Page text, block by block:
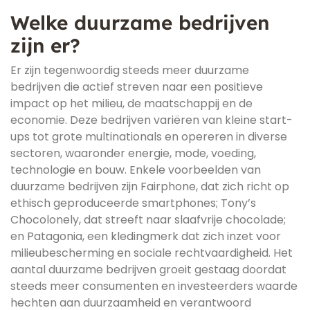
Welke duurzame bedrijven
zijn er?
Er zijn tegenwoordig steeds meer duurzame
bedrijven die actief streven naar een positieve
impact op het milieu, de maatschappij en de
economie. Deze bedrijven variëren van kleine start-
ups tot grote multinationals en opereren in diverse
sectoren, waaronder energie, mode, voeding,
technologie en bouw. Enkele voorbeelden van
duurzame bedrijven zijn Fairphone, dat zich richt op
ethisch geproduceerde smartphones; Tony’s
Chocolonely, dat streeft naar slaafvrije chocolade;
en Patagonia, een kledingmerk dat zich inzet voor
milieubescherming en sociale rechtvaardigheid. Het
aantal duurzame bedrijven groeit gestaag doordat
steeds meer consumenten en investeerders waarde
hechten aan duurzaamheid en verantwoord